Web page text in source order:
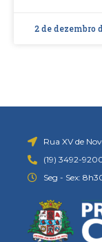
2 de dezembro
Rua XV de
(19) 3492-
Seg - Sex: